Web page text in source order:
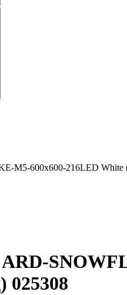
M5-600x600-216LED White
025308